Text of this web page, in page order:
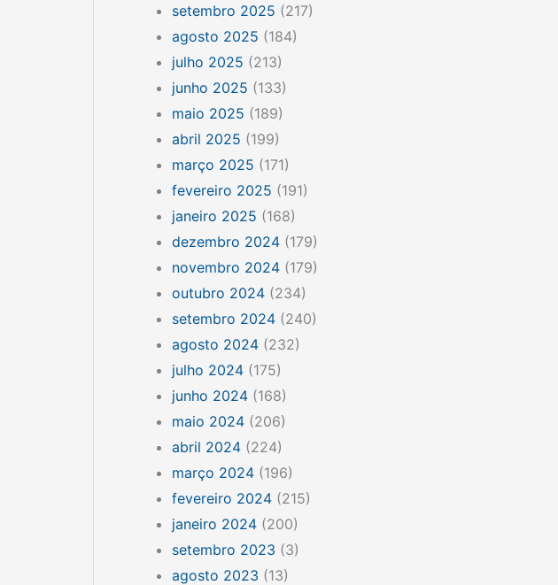
setembro 2025 (217)
agosto 2025 (184)
julho 2025 (213)
junho 2025 (133)
maio 2025 (189)
abril 2025 (199)
março 2025 (171)
fevereiro 2025 (191)
janeiro 2025 (168)
dezembro 2024 (179)
novembro 2024 (179)
outubro 2024 (234)
setembro 2024 (240)
agosto 2024 (232)
julho 2024 (175)
junho 2024 (168)
maio 2024 (206)
abril 2024 (224)
março 2024 (196)
fevereiro 2024 (215)
janeiro 2024 (200)
setembro 2023 (3)
agosto 2023 (13)